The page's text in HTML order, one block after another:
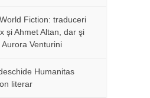
Fiction: traduceri
și Ahmet Altan, dar şi
Venturini
Humanitas
literar